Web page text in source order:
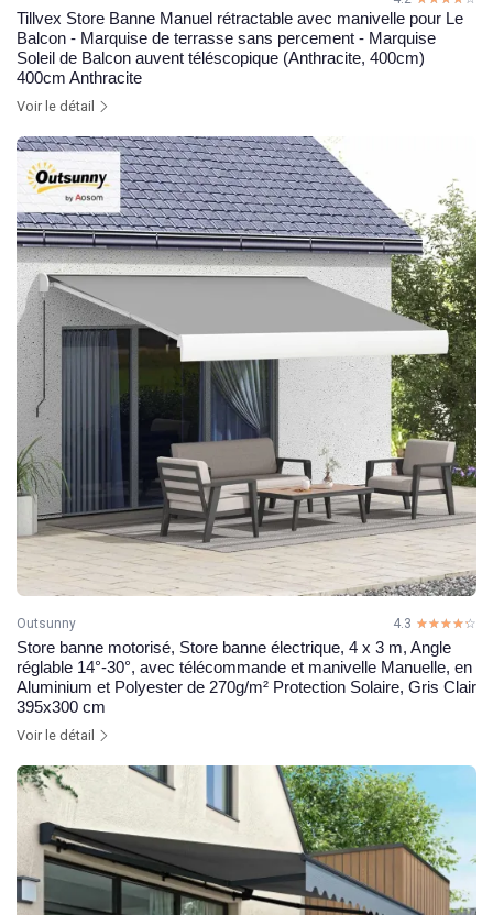
Tillvex Store Banne Manuel rétractable avec manivelle pour Le
Balcon - Marquise de terrasse sans percement - Marquise
Soleil de Balcon auvent téléscopique (Anthracite, 400cm)
400cm Anthracite
Voir le détail
Outsunny 4.3 ☆☆☆☆☆
★★★★★
Store banne motorisé, Store banne électrique, 4 x 3 m, Angle
réglable 14°-30°, avec télécommande et manivelle Manuelle, en
Aluminium et Polyester de 270g/m² Protection Solaire, Gris Clair
395x300 cm
Voir le détail